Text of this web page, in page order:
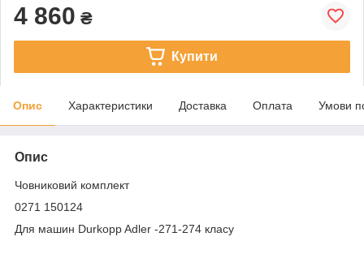
4 860 ₴
Купити
Опис Характеристики Доставка Оплата Умови
Опис
Човниковий комплект
0271 150124
Для машин Durkopp Adler -271-274 класу